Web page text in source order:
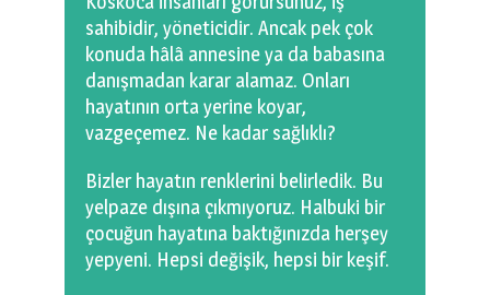
sahibidir, yöneticidir. Ancak pek çok
konuda hâlâ annesine ya da babasına
danışmadan karar alamaz. Onları
hayatının orta yerine koyar,
vazgeçemez. Ne kadar sağlıklı?
Bizler hayatın renklerini belirledik. Bu
yelpaze dışına çıkmıyoruz. Halbuki bir
çocuğun hayatına baktığınızda herşey
yepyeni. Hepsi değişik, hepsi bir keşif.